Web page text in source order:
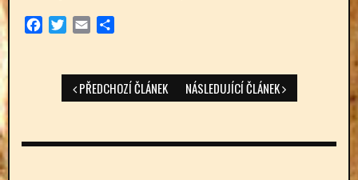
Facebook
Twitter
Email
PŘEDCHOZÍ ČLÁNEK NÁSLEDUJÍCÍ ČLÁNEK